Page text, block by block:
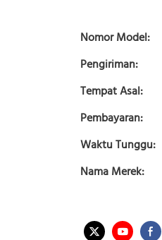
Nomor Model:
Pengiriman:
Tempat Asal:
Pembayaran:
Waktu Tunggu:
Nama Merek: